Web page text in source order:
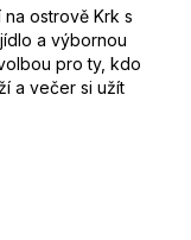
ostrově Krk s
a výbornou
pro ty, kdo
a večer si užít